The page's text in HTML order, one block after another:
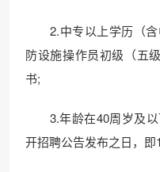
2.中专以上学历（含
防设施操作员初级（五
书;
3.年龄在40周岁及以
开招聘公告发布之日，即